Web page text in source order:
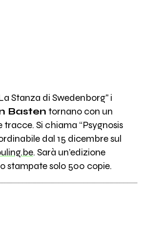
Stanza di Swedenborg" i
Basten tornano con un
tracce. Si chiama “Psygnosis
dal 15 dicembre sul
. Sarà un’edizione
stampate solo 500 copie.